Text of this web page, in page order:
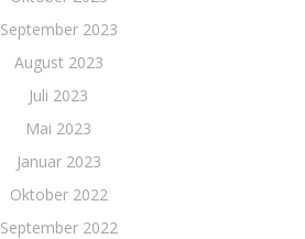
September 2023
August 2023
Juli 2023
Mai 2023
Januar 2023
Oktober 2022
September 2022